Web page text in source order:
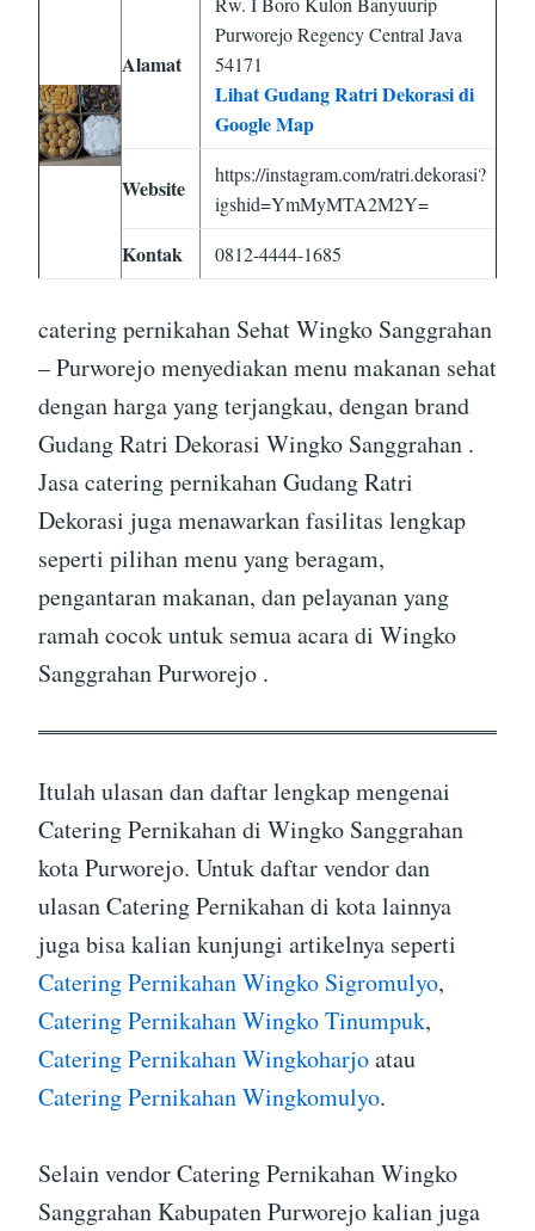
Alamat
Purworejo Regency Central Java
54171
Lihat Gudang Ratri Dekorasi di
Google Map
Website
https://instagram.com/ratri.dekorasi?
igshid=YmMyMTA2M2Y=
Kontak 0812-4444-1685
catering pernikahan Sehat Wingko Sanggrahan
– Purworejo menyediakan menu makanan sehat
dengan harga yang terjangkau, dengan brand
Gudang Ratri Dekorasi Wingko Sanggrahan .
Jasa catering pernikahan Gudang Ratri
Dekorasi juga menawarkan fasilitas lengkap
seperti pilihan menu yang beragam,
pengantaran makanan, dan pelayanan yang
ramah cocok untuk semua acara di Wingko
Sanggrahan Purworejo .
Itulah ulasan dan daftar lengkap mengenai
Catering Pernikahan di Wingko Sanggrahan
kota Purworejo. Untuk daftar vendor dan
ulasan Catering Pernikahan di kota lainnya
juga bisa kalian kunjungi artikelnya seperti
Catering Pernikahan Wingko Sigromulyo,
Catering Pernikahan Wingko Tinumpuk,
Catering Pernikahan Wingkoharjoatau
Catering Pernikahan Wingkomulyo.
Selain vendor Catering Pernikahan Wingko
Sanggrahan Kabupaten Purworejo kalian juga